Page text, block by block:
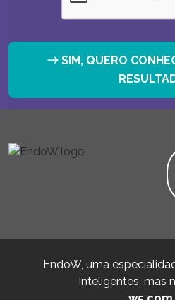
→ SIM, QUERO
EndoW, uma
Inteligentes, mas